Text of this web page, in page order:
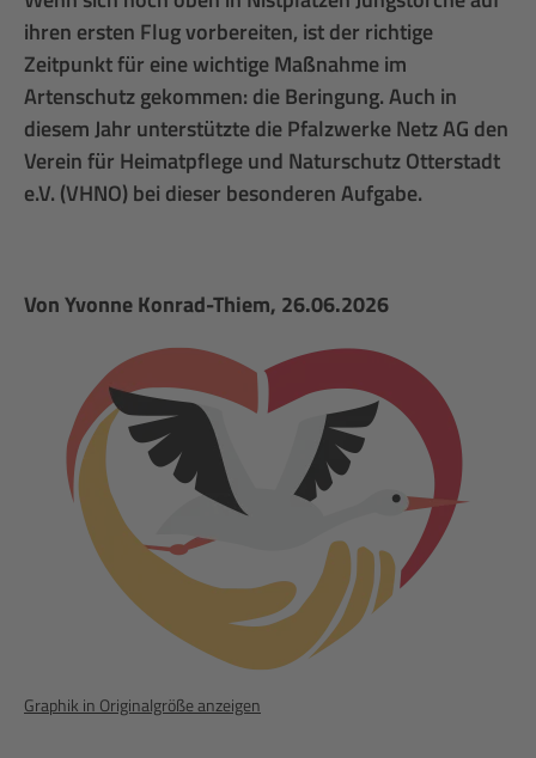
ihren ersten Flug vorbereiten, ist der richtige
Zeitpunkt für eine wichtige Maßnahme im
Artenschutz gekommen: die Beringung. Auch in
diesem Jahr unterstützte die Pfalzwerke Netz AG den
Verein für Heimatpflege und Naturschutz Otterstadt
e.V. (VHNO) bei dieser besonderen Aufgabe.
VonYvonne Konrad-Thiem, 26.06.2026
Graphik in Originalgröße anzeigen